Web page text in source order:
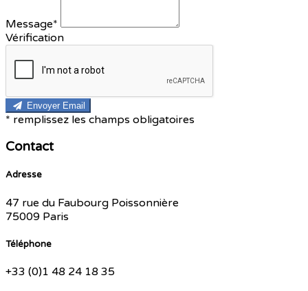
Message*
Vérification
Envoyer Email
* remplissez les champs obligatoires
Contact
Adresse
47 rue du Faubourg Poissonnière
75009 Paris
Téléphone
+33 (0)1 48 24 18 35